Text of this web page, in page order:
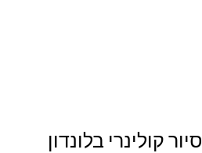
סיור קולינרי בלונדון